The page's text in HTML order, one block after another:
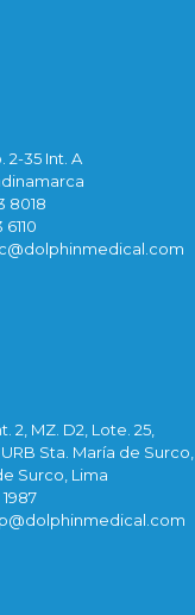
2-35 Int. A
8018
6110
2, MZ. D2, Lote. 25,
Sta. María de Surco,
Surco, Lima